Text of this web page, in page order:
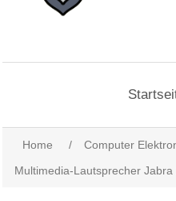
Home / Computer
Multimedia-Lautsprecher